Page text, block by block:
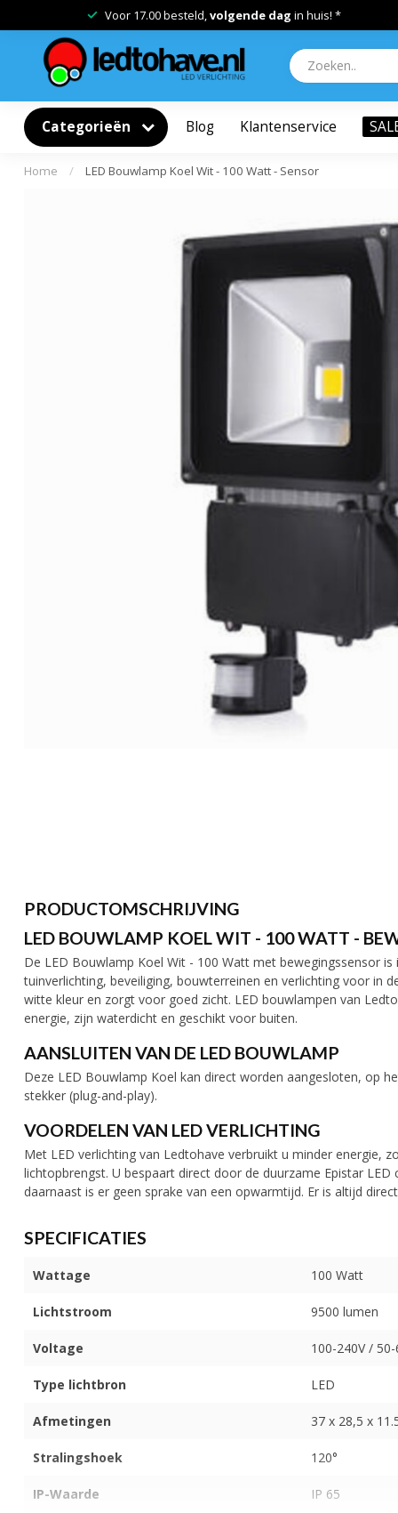
Voor 17.00 besteld,volgende dag in huis! *
Categorieën Blog Klantenservice
Home / LED Bouwlamp Koel Wit - 100 Watt - Sensor
PRODUCTOMSCHRIJVING
LED BOUWLAMP KOEL WIT - 100 WATT -
De LED Bouwlamp Koel Wit - 100 Watt met bewegingssensor
tuinverlichting, beveiliging, bouwterreinen en verlichting voor in
witte kleur en zorgt voor goed zicht. LED bouwlampen van
energie, zijn waterdicht en geschikt voor buiten.
AANSLUITEN VAN DE LED BOUWLAMP
Deze LED Bouwlamp Koel kan direct worden aangesloten, op
stekker (plug-and-play).
VOORDELEN VAN LED VERLICHTING
Met LED verlichting van Ledtohave verbruikt u minder energie,
lichtopbrengst. U bespaart direct door de duurzame Epistar
daarnaast is er geen sprake van een opwarmtijd. Er is altijd
SPECIFICATIES
Wattage 100 Watt
Lichtstroom 9500 lumen
Voltage 100-240V /
Type lichtbron LED
Afmetingen 37 x 28,5 x
Stralingshoek 120°
IP-Waarde IP 65